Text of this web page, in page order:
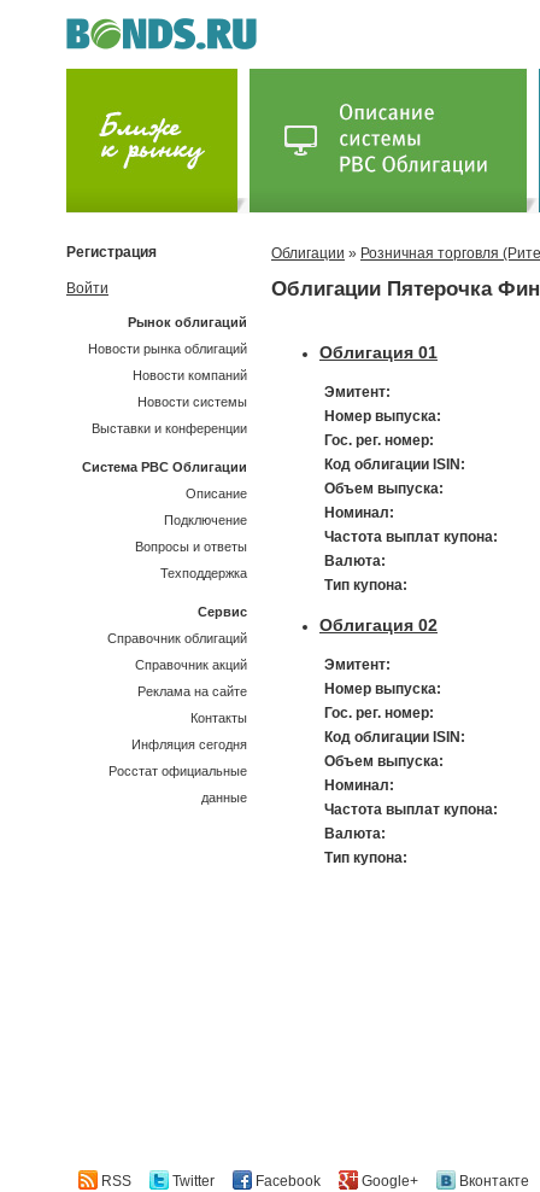
Облигации » Розничная торговля
Облигации Пятерочка
Облигация 01
Эмитент:
Номер выпуска:
Гос. рег. номер:
Код облигации ISIN:
Объем выпуска:
Номинал:
Частота выплат купона:
Валюта:
Тип купона:
Облигация 02
Эмитент:
Номер выпуска:
Гос. рег. номер:
Код облигации ISIN:
Объем выпуска:
Номинал:
Частота выплат купона:
Валюта:
Тип купона:
Регистрация
Войти
Рынок облигаций
Новости рынка облигаций
Новости компаний
Новости системы
Выставки и конференции
Система РВС Облигации
Описание
Подключение
Вопросы и ответы
Техподдержка
Сервис
Справочник облигаций
Справочник акций
Реклама на сайте
Контакты
Инфляция сегодня
Росстат официальные
данные
RSS Twitter Facebook Google+ Вконтакте